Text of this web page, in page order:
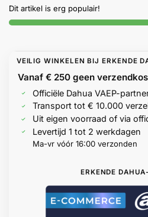
Help &
service
Dit artikel is erg populair!
VEILIG WINKELEN BIJ ERKENDE
Vanaf € 250 geen
Officiële Dahua VAEP-
Transport tot € 10.000
Uit eigen voorraad of via
Levertijd 1 tot 2 werkdagen
Ma-vr vóór 16:00 verzonden
ERKENDE